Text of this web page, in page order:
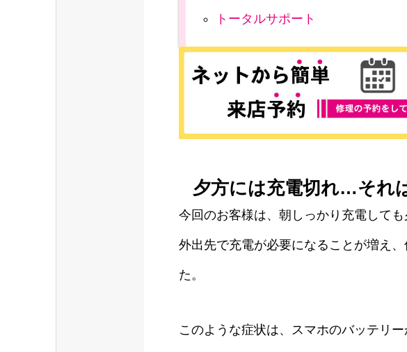
トータルサポート
夕方には充電切れ…それ
今回のお客様は、朝しっかり充電して
外出先で充電が必要になることが増え
た。
このような症状は、スマホのバッテリ